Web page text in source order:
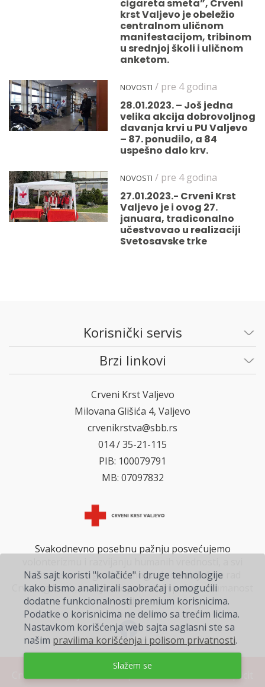
cigareta smeta”, Crveni
krst Valjevo je obeležio
centralnom uličnom
manifestacijom, tribinom
u srednjoj školi i uličnom
anketom.
NOVOSTI / pre 4 godina
28.01.2023. – Još jedna
velika akcija dobrovoljnog
davanja krvi u PU Valjevo
– 87. ponudilo, a 84
uspešno dalo krv.
NOVOSTI / pre 4 godina
27.01.2023.- Crveni Krst
Valjevo je i ovog 27.
januara, tradiconalno
učestvovao u realizaciji
Svetosavske trke
Korisnički servis
Brzi linkovi
Crveni Krst Valjevo
Milovana Glišića 4, Valjevo
crvenikrstva@sbb.rs
014 / 35-21-115
PIB: 100079791
MB: 07097832
Svakodnevno posebnu pažnju posvećujemo
zainteresovani građani mogu da se uključe u rad
Crvenog krsta, i svojim doprinosom pokažu humanost
na delu.
Crveni Krst Valjevo ©. Sva prava zadržana 2026 Explicit
Naš sajt koristi "kolačiće" i druge tehnologije
kako bismo analizirali saobraćaj i omogućili
dodatne funkcionalnosti premium korisnicima.
Podatke o korisnicima ne delimo sa trećim licima.
Nastavkom korišćenja web sajta saglasni ste sa
našim pravilima korišćenja i polisom privatnosti.
Slažem se